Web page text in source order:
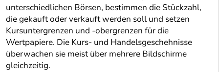
unterschiedlichen Börsen, bestimmen die Stückzahl,
die gekauft oder verkauft werden soll und setzen
Kursuntergrenzen und -obergrenzen für die
Wertpapiere. Die Kurs- und Handelsgeschehnisse
überwachen sie meist über mehrere Bildschirme
gleichzeitig.